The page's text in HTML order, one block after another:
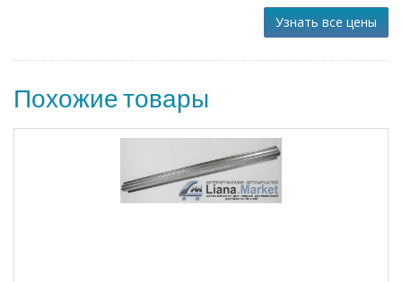
Узнать все цены
Похожие товары